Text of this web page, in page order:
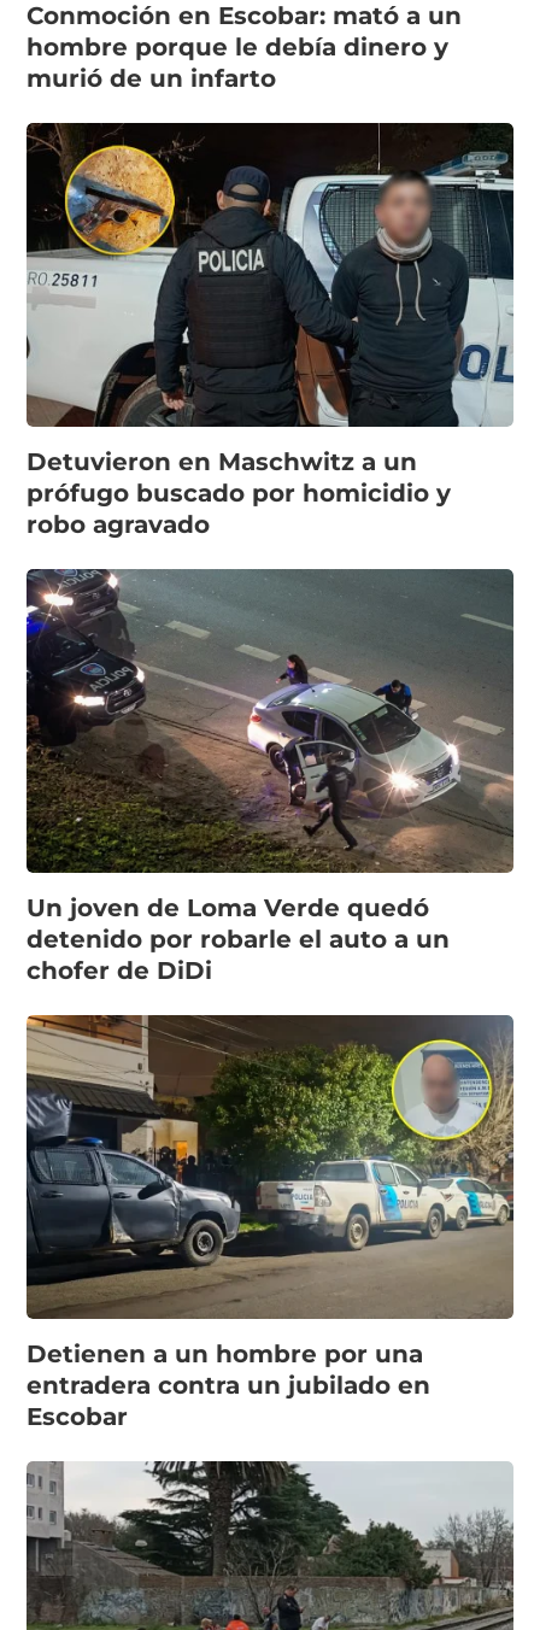
Conmoción en Escobar: mató a un
hombre porque le debía dinero y
murió de un infarto
Detuvieron en Maschwitz a un
prófugo buscado por homicidio y
robo agravado
Un joven de Loma Verde quedó
detenido por robarle el auto a un
chofer de DiDi
Detienen a un hombre por una
entradera contra un jubilado en
Escobar